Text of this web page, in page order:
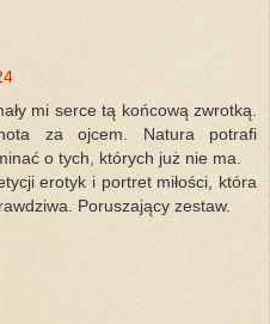
mi serce tą końcową zwrotką.
za ojcem. Natura potrafi
o tych, których już nie ma.
erotyk i portret miłości, która
Poruszający zestaw.